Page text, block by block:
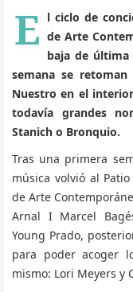
E l ciclo de
de Arte
baja de última
semana se
Nuestro en el
todavía grandes
Stanich o Bronquio.
Tras una primera
música volvió al
de Arte
Arnal I Marcel
Young Prado,
para poder acoger
mismo: Lori Meyers y